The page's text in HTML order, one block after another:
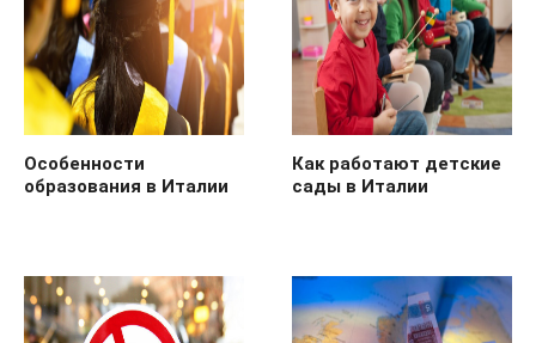
Особенности
образования в Италии
Как работают детские
сады в Италии